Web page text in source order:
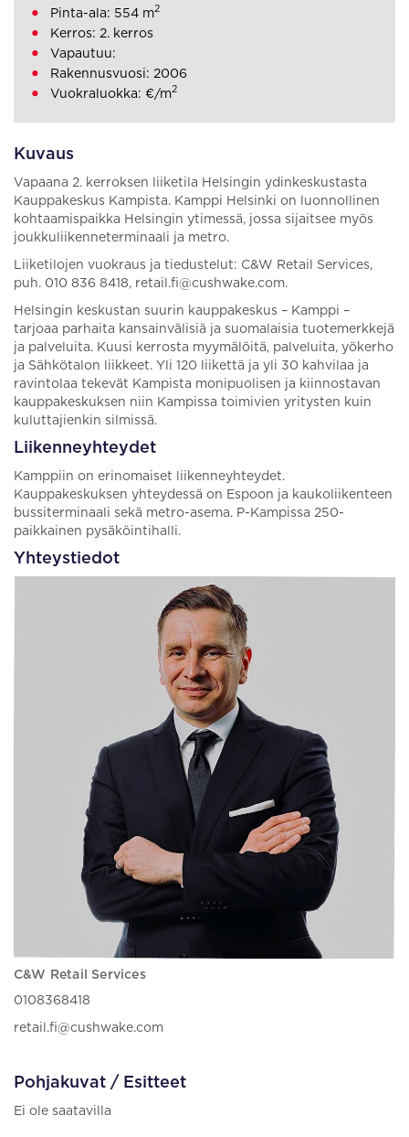
Kuvaus
Vapaana 2. kerroksen liiketila Helsingin ydinkeskustasta
Kauppakeskus Kampista. Kamppi Helsinki on luonnollinen
kohtaamispaikka Helsingin ytimessä, jossa sijaitsee myös
joukkuliikenneterminaali ja metro.
Liiketilojen vuokraus ja tiedustelut: C&W Retail Services,
puh. 010 836 8418, retail.fi@cushwake.com.
Helsingin keskustan suurin kauppakeskus – Kamppi –
tarjoaa parhaita kansainvälisiä ja suomalaisia tuotemerkkejä
ja palveluita. Kuusi kerrosta myymälöitä, palveluita, yökerho
ja Sähkötalon liikkeet. Yli 120 liikettä ja yli 30 kahvilaa ja
ravintolaa tekevät Kampista monipuolisen ja kiinnostavan
kauppakeskuksen niin Kampissa toimivien yritysten kuin
kuluttajienkin silmissä.
Liikenneyhteydet
Kamppiin on erinomaiset liikenneyhteydet.
Kauppakeskuksen yhteydessä on Espoon ja kaukoliikenteen
bussiterminaali sekä metro-asema. P-Kampissa 250-
paikkainen pysäköintihalli.
Yhteystiedot
C&W Retail Services
0108368418
retail.fi@cushwake.com
Pohjakuvat / Esitteet
Ei ole saatavilla
Pinta-ala: 554 m2
Kerros: 2. kerros
Vapautuu:
Rakennusvuosi: 2006
Vuokraluokka: €/m2